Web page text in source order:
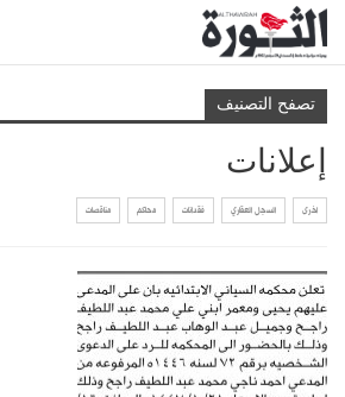
تصفح التصنيف
إعلانات
اخرى السجل العقاري فقدانات محاكم مناقصات